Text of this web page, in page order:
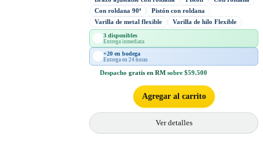
Con roldana 90ª
Pistón con roldana
Varilla de metal flexible
Varilla de hilo Flexible
3 disponibles
Entrega inmediata
+20 en bodega
Entrega en 24 horas
Despacho gratis en RM sobre $59.500
Agregar al carrito
Ver detalles